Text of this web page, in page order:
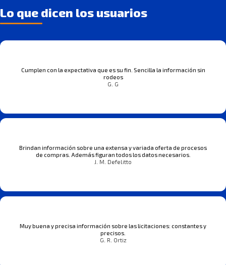
Lo que dicen los usuarios
Cumplen con la expectativa que es su fin. Sencilla la información sin
rodeos
G. G
Brindan información sobre una extensa y variada oferta de procesos
de compras. Además figuran todos los datos necesarios.
J. M. Defelitto
Muy buena y precisa información sobre las licitaciones: constantes y
precisos.
G. R. Ortiz